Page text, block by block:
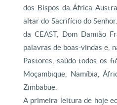
dos Bispos da África
altar do Sacrifício do
da CEAST, Dom Damião
palavras de boas-vindas e,
Pastores, saúdo todos os
Moçambique, Namíbia,
Zimbabue.
A primeira leitura de hoje